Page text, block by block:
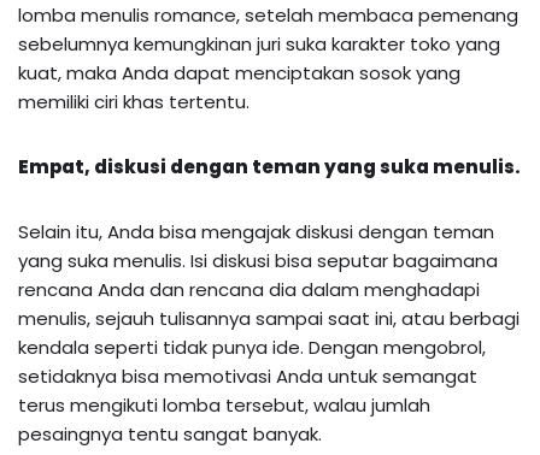
lomba menulis romance, setelah membaca pemenang
sebelumnya kemungkinan juri suka karakter toko yang
kuat, maka Anda dapat menciptakan sosok yang
memiliki ciri khas tertentu.
Empat, diskusi dengan teman yang suka menulis.
Selain itu, Anda bisa mengajak diskusi dengan teman
yang suka menulis. Isi diskusi bisa seputar bagaimana
rencana Anda dan rencana dia dalam menghadapi
menulis, sejauh tulisannya sampai saat ini, atau berbagi
kendala seperti tidak punya ide. Dengan mengobrol,
setidaknya bisa memotivasi Anda untuk semangat
terus mengikuti lomba tersebut, walau jumlah
pesaingnya tentu sangat banyak.